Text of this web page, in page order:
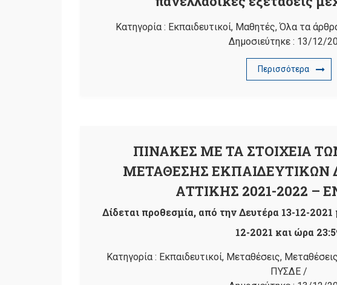
Κατηγορία : Εκπαιδευτικοί, Μαθητές,Όλα τα
Δημοσιεύτηκε : 13/12/
Περισσότερα
ΠΙΝΑΚΕΣ ΜΕ ΤΑ ΣΤΟΙΧΕΙΑ
ΜΕΤΑΘΕΣΗΣ ΕΚΠΑΙΔΕΥΤΙΚΩΝ
ΑΤΤΙΚΗΣ 2021-2022 –
Δίδεται προθεσμία, από την Δευτέρα 13-12-
12-2021 και ώρα
Κατηγορία : Εκπαιδευτικοί, Μεταθέσεις,
ΠΥΣΔΕ/